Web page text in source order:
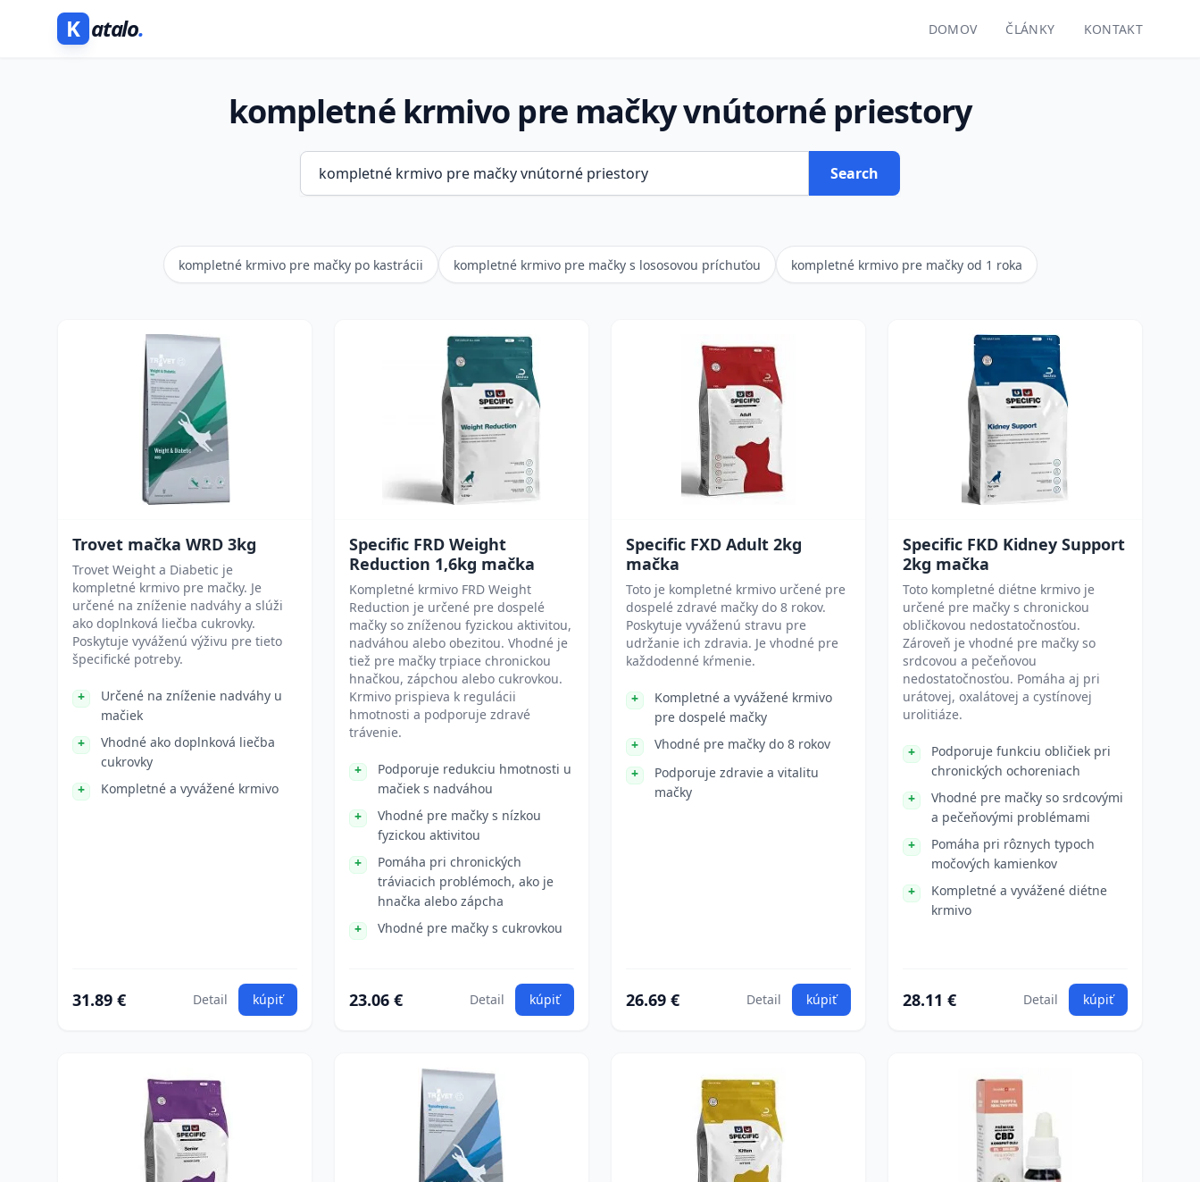
K atalo. DOMOV ČLÁNKY KONTAKT
kompletné krmivo pre mačky vnútorné priestory
Search
kompletné krmivo pre mačky po kastrácii kompletné krmivo pre mačky s lososovou príchuťou kompletné krmivo pre mačky od 1 roka
Trovet mačka WRD 3kg
Trovet Weight a Diabetic je
kompletné krmivo pre mačky. Je
určené na zníženie nadváhy a slúži
ako doplnková liečba cukrovky.
Poskytuje vyváženú výživu pre tieto
špecifické potreby.
Určené na zníženie nadváhy u
mačiek
Vhodné ako doplnková liečba
cukrovky
Kompletné a vyvážené krmivo
31.89 € Detail kúpiť
Specific FRD Weight
Reduction 1,6kg mačka
Kompletné krmivo FRD Weight
Reduction je určené pre dospelé
mačky so zníženou fyzickou aktivitou,
nadváhou alebo obezitou. Vhodné je
tiež pre mačky trpiace chronickou
hnačkou, zápchou alebo cukrovkou.
Krmivo prispieva k regulácii
hmotnosti a podporuje zdravé
trávenie.
Podporuje redukciu hmotnosti u
mačiek s nadváhou
Vhodné pre mačky s nízkou
fyzickou aktivitou
Pomáha pri chronických
tráviacich problémoch, ako je
hnačka alebo zápcha
Vhodné pre mačky s cukrovkou
23.06 € Detail kúpiť
Specific FXD Adult 2kg
mačka
Toto je kompletné krmivo určené pre
dospelé zdravé mačky do 8 rokov.
Poskytuje vyváženú stravu pre
udržanie ich zdravia. Je vhodné pre
každodenné kŕmenie.
Kompletné a vyvážené krmivo
pre dospelé mačky
Vhodné pre mačky do 8 rokov
Podporuje zdravie a vitalitu
mačky
26.69 € Detail kúpiť
Specific FKD Kidney Support
2kg mačka
Toto kompletné diétne krmivo je
určené pre mačky s chronickou
obličkovou nedostatočnosťou.
Zároveň je vhodné pre mačky so
srdcovou a pečeňovou
nedostatočnosťou. Pomáha aj pri
urátovej, oxalátovej a cystínovej
urolitiáze.
Podporuje funkciu obličiek pri
chronických ochoreniach
Vhodné pre mačky so srdcovými
a pečeňovými problémami
Pomáha pri rôznych typoch
močových kamienkov
Kompletné a vyvážené diétne
krmivo
28.11 € Detail kúpiť